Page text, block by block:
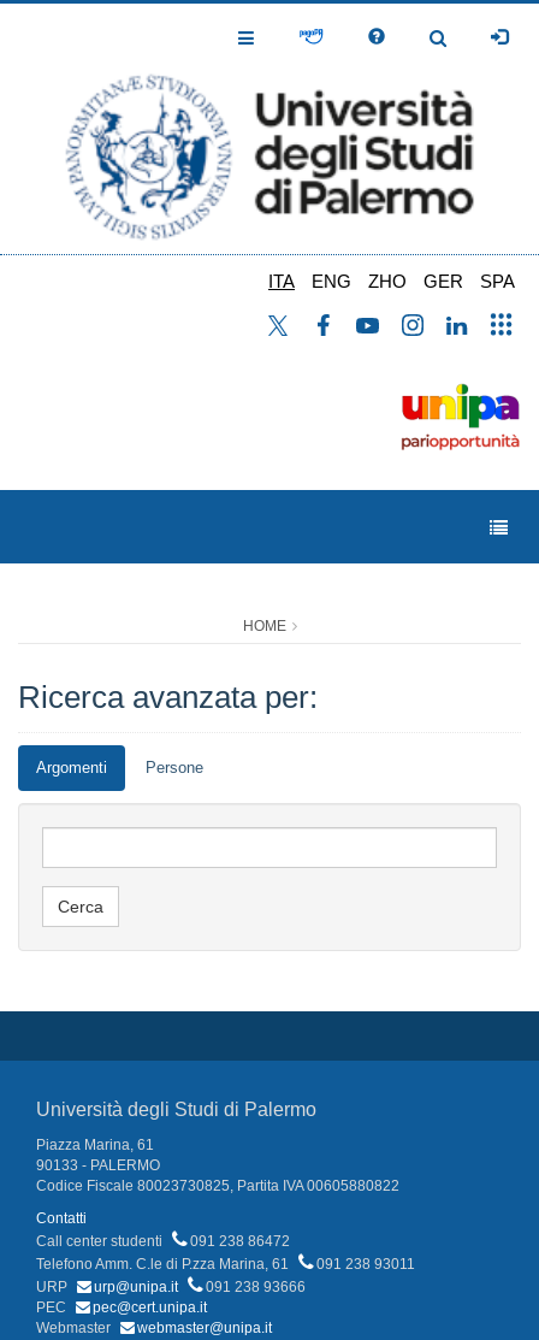
Toggle
Toggle
ITA ENG ZHO GER SPA
HOME
Ricerca avanzata per:
Argomenti Persone
Università degli Studi di Palermo
Piazza Marina, 61
90133 - PALERMO
Codice Fiscale 80023730825, Partita IVA 00605880822
Contatti
Call center studenti
091 238 86472
Telefono Amm. C.le di P.zza Marina, 61
091 238 93011
URP
urp@unipa.it
091 238 93666
PEC
pec@cert.unipa.it
Webmaster
webmaster@unipa.it